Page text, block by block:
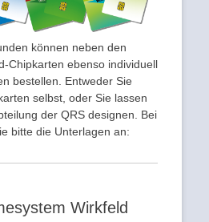
können neben den
Chipkarten ebenso individuell
bestellen. Entweder Sie
selbst, oder Sie lassen
der QRS designen. Bei
bitte die Unterlagen an:
Wirkfeld